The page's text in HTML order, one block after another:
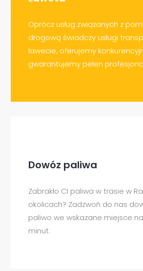
Oprócz usług związanych z
drogową świadczy usługi
lawecie, oferujemy
gwarantujemy pełen
Dowóz paliwa
Zabrakło CI paliwa w trasie w
okolicach? Zadzwoń do nas
paliwo we wskazane miejsce
minut.